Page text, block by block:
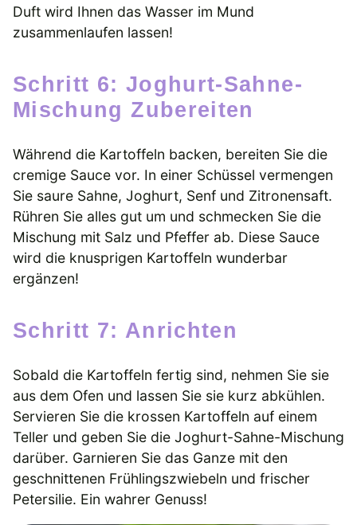
Duft wird Ihnen das Wasser im Mund
zusammenlaufen lassen!
Schritt 6: Joghurt-Sahne-
Mischung Zubereiten
Während die Kartoffeln backen, bereiten Sie die
cremige Sauce vor. In einer Schüssel vermengen
Sie saure Sahne, Joghurt, Senf und Zitronensaft.
Rühren Sie alles gut um und schmecken Sie die
Mischung mit Salz und Pfeffer ab. Diese Sauce
wird die knusprigen Kartoffeln wunderbar
ergänzen!
Schritt 7: Anrichten
Sobald die Kartoffeln fertig sind, nehmen Sie sie
aus dem Ofen und lassen Sie sie kurz abkühlen.
Servieren Sie die krossen Kartoffeln auf einem
Teller und geben Sie die Joghurt-Sahne-Mischung
darüber. Garnieren Sie das Ganze mit den
geschnittenen Frühlingszwiebeln und frischer
Petersilie. Ein wahrer Genuss!